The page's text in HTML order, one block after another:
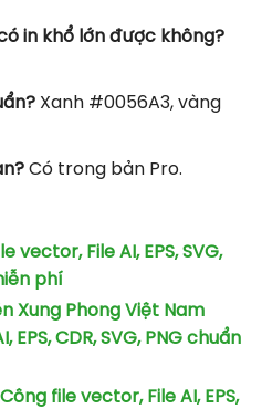
in khổ lớn được không?
Xanh #0056A3, vàng
Có trong bản Pro.
vector, File AI, EPS, SVG,
phí
Xung Phong Việt Nam
CDR, SVG, PNG chuẩn
file vector, File AI, EPS,